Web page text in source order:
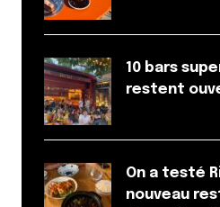
10 bars
restent
On a testé
nouveau